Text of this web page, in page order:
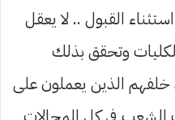
القبول .. لا يعقل
وتحقق بذلك
الذين يعملون على